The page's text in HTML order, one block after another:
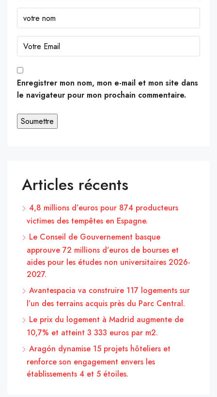
Enregistrer mon nom, mon e-mail et mon site dans
le navigateur pour mon prochain commentaire.
Articles récents
4,8 millions d’euros pour 874 producteurs
victimes des tempêtes en Espagne.
Le Conseil de Gouvernement basque
approuve 72 millions d’euros de bourses et
aides pour les études non universitaires 2026-
2027.
Avantespacia va construire 117 logements sur
l’un des terrains acquis près du Parc Central.
Le prix du logement à Madrid augmente de
10,7% et atteint 3 333 euros par m2.
Aragón dynamise 15 projets hôteliers et
renforce son engagement envers les
établissements 4 et 5 étoiles.